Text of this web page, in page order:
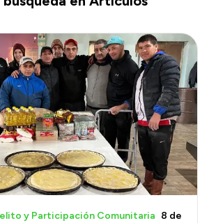
y Participación Comunitaria 8 de